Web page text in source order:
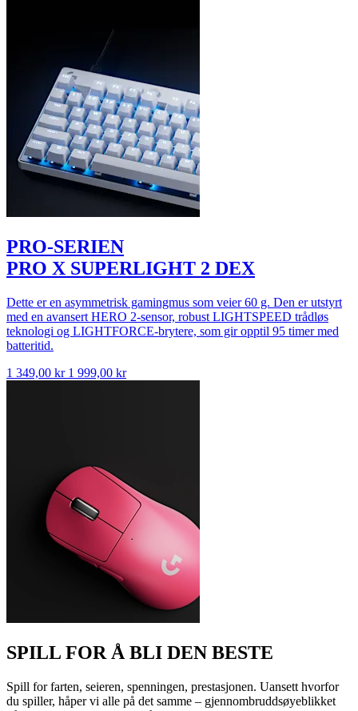
PRO-SERIEN
PRO X SUPERLIGHT 2 DEX
Dette er en asymmetrisk gamingmus som veier 60 g. Den er utstyrt
med en avansert HERO 2-sensor, robust LIGHTSPEED trådløs
teknologi og LIGHTFORCE-brytere, som gir opptil 95 timer med
batteritid.
1 349,00 kr 1 999,00 kr
SPILL FOR Å BLI DEN BESTE
Spill for farten, seieren, spenningen, prestasjonen. Uansett hvorfor
du spiller, håper vi alle på det samme – gjennombruddsøyeblikket